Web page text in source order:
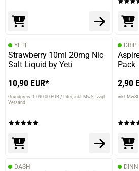
YETI
Strawberry 10ml 20mg Nic
Salt Liquid by Yeti
10,90 EUR*
Grundpreis: 1.090,00 EUR / Liter inkl. MwSt. zzgl.
Versand
DRIP
Pack
2,90
inkl.
DASH